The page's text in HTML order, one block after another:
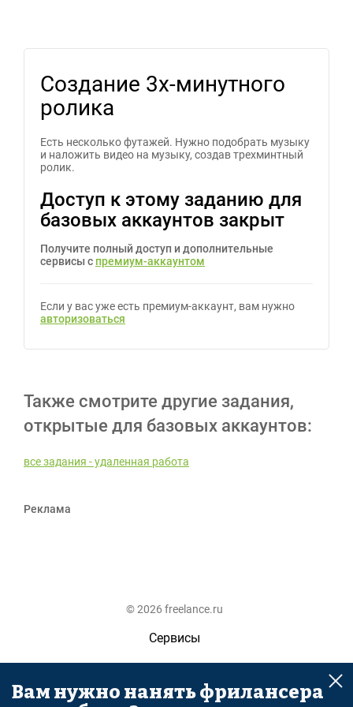
Создание 3х-минутного
ролика
Есть несколько футажей. Нужно подобрать музыку
и наложить видео на музыку, создав трехминтный
ролик.
Доступ к этому заданию для
базовых аккаунтов закрыт
Получите полный доступ и дополнительные
сервисы с премиум-аккаунтом
Если у вас уже есть премиум-аккаунт, вам нужно
авторизоваться
Также смотрите другие задания,
открытые для базовых аккаунтов:
все задания - удаленная работа
Реклама
© 2026 freelance.ru
Сервисы
Помощь
Поиск
Вам нужно нанять фрилансера